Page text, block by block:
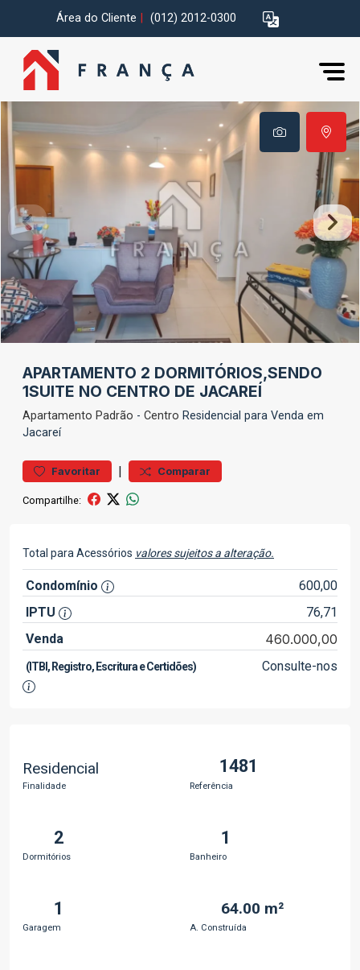
Área do Cliente (012) 2012-0300
APARTAMENTO 2 DORMITÓRIOS,SENDO
1SUITE NO CENTRO DE JACAREÍ
Apartamento Padrão - Centro Residencial para Venda em
Jacareí
Favoritar | Comparar
Compartilhe:
Total para Acessórios valores sujeitos a alteração.
Condomínio
600,00
IPTU
76,71
Venda
460.000,00
(ITBI, Registro, Escritura e Certidões) Consulte-nos
Residencial
Finalidade
1481
Referência
2
Dormitórios
1
Banheiro
1
Garagem
64.00 m²
A. Construída